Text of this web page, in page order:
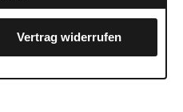
Vertrag widerrufen